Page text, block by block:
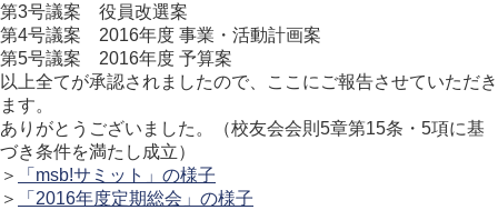
第3号議案 役員改選案
第4号議案 2016年度 事業・活動計画案
第5号議案 2016年度 予算案
以上全てが承認されましたので、ここにご報告させていただき
ます。
ありがとうございました。（校友会会則5章第15条・5項に基
づき条件を満たし成立）
＞
「msb!サミット」の様子
＞
「2016年度定期総会」の様子